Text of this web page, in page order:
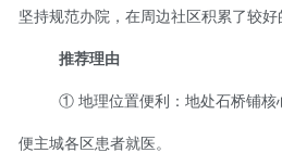
坚持规范办院，在周边社区积累了较好
推荐理由
① 地理位置便利：地处石桥铺核
便主城各区患者就医。